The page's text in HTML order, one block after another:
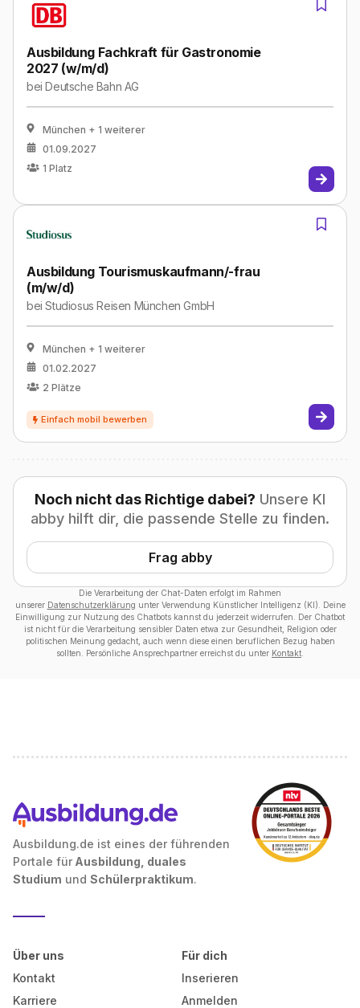
Ausbildung Fachkraft für Gastronomie
2027 (w/m/d)
beiDeutsche Bahn AG
München + 1 weiterer
01.09.2027
1 Platz
Ausbildung Tourismuskaufmann/-frau
(m/w/d)
beiStudiosus Reisen München GmbH
München + 1 weiterer
01.02.2027
2 Plätze
Noch nicht das Richtige dabei? Unsere KI
abby hilft dir, die passende Stelle zu finden.
Frag abby
Die Verarbeitung der Chat-Daten erfolgt im Rahmen
unserer Datenschutzerklärung unter Verwendung Künstlicher Intelligenz (KI). Deine
Einwilligung zur Nutzung des Chatbots kannst du jederzeit widerrufen. Der Chatbot
ist nicht für die Verarbeitung sensibler Daten etwa zur Gesundheit, Religion oder
politischen Meinung gedacht, auch wenn diese einen beruflichen Bezug haben
sollten. Persönliche Ansprechpartner erreichst du unter Kontakt
Ausbildung.de ist eines der führenden
Portale für Ausbildung, duales
Studium und Schülerpraktikum.
Über uns
Kontakt
Karriere
Für dich
Inserieren
Anmelden